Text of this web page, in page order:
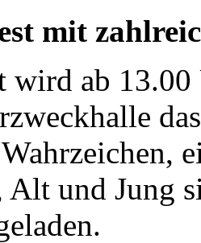
mit
wird ab
das
Alt und Jung